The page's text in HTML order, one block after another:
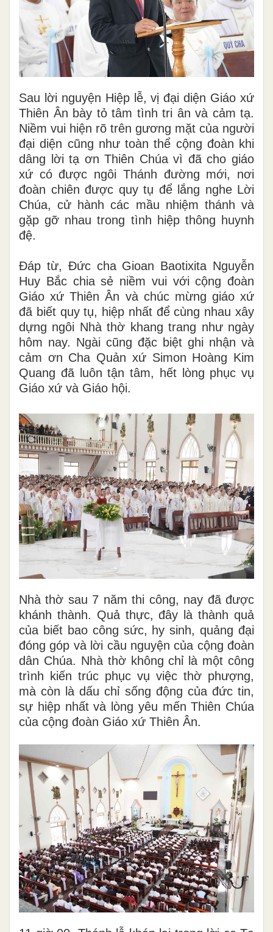
Sau lời nguyện Hiệp lễ, vị đại diện Giáo xứ
Thiên Ân bày tỏ tâm tình tri ân và cảm tạ.
Niềm vui hiện rõ trên gương mặt của người
đại diện cũng như toàn thể cộng đoàn khi
dâng lời tạ ơn Thiên Chúa vì đã cho giáo
xứ có được ngôi Thánh đường mới, nơi
đoàn chiên được quy tụ để lắng nghe Lời
Chúa, cử hành các mầu nhiệm thánh và
gặp gỡ nhau trong tình hiệp thông huynh
đệ.
Đáp từ, Đức cha Gioan Baotixita Nguyễn
Huy Bắc chia sẻ niềm vui với cộng đoàn
Giáo xứ Thiên Ân và chúc mừng giáo xứ
đã biết quy tụ, hiệp nhất để cùng nhau xây
dựng ngôi Nhà thờ khang trang như ngày
hôm nay. Ngài cũng đặc biệt ghi nhận và
cảm ơn Cha Quản xứ Simon Hoàng Kim
Quang đã luôn tận tâm, hết lòng phục vụ
Giáo xứ và Giáo hội.
Nhà thờ sau 7 năm thi công, nay đã được
khánh thành. Quả thực, đây là thành quả
của biết bao công sức, hy sinh, quảng đại
đóng góp và lời cầu nguyện của cộng đoàn
dân Chúa. Nhà thờ không chỉ là một công
trình kiến trúc phục vụ việc thờ phượng,
mà còn là dấu chỉ sống động của đức tin,
sự hiệp nhất và lòng yêu mến Thiên Chúa
của cộng đoàn Giáo xứ Thiên Ân.